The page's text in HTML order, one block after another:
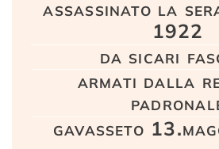
assassinato la
1922
da sicari
armati dalla
gavasseto